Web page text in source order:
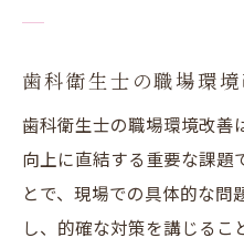
歯科衛生士の職場環
歯科衛生士の職場環境改善
向上に直結する重要な課題
とで、現場での具体的な問
し、的確な対策を講じるこ